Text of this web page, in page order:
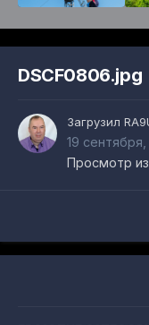
DSCF0806.jpg
Загрузил
19
Просмотр